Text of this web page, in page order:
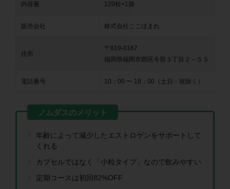
内容量 120粒×1袋
販売会社 株式会社ここほまれ
住所
〒819-0167
福岡県福岡市西区今宿３丁目２－５５
電話番号 10：00 〜 18：00（土日・祝除く）
年齢によって減少したエストロゲンをサポートして
くれる
カプセルではなく「小粒タイプ」なので飲みやすい
定期コースは初回82%OFF